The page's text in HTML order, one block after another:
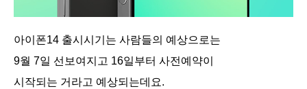
아이폰14 출시시기는 사람들의 예상으로는
9월 7일 선보여지고 16일부터 사전예약이
시작되는 거라고 예상되는데요.